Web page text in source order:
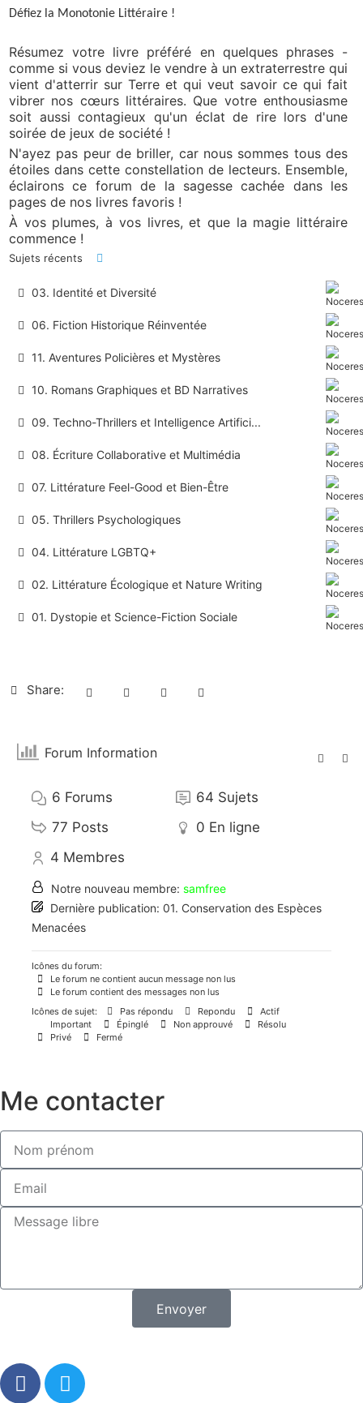
Défiez la Monotonie Littéraire !
Résumez votre livre préféré en quelques phrases -
comme si vous deviez le vendre à un extraterrestre qui
vient d'atterrir sur Terre et qui veut savoir ce qui fait
vibrer nos cœurs littéraires. Que votre enthousiasme
soit aussi contagieux qu'un éclat de rire lors d'une
soirée de jeux de société !
N'ayez pas peur de briller, car nous sommes tous des
étoiles dans cette constellation de lecteurs. Ensemble,
éclairons ce forum de la sagesse cachée dans les
pages de nos livres favoris !
À vos plumes, à vos livres, et que la magie littéraire
commence !
Sujets récents
03. Identité et Diversité
06. Fiction Historique Réinventée
11. Aventures Policières et Mystères
10. Romans Graphiques et BD Narratives
09. Techno-Thrillers et Intelligence Artifici...
08. Écriture Collaborative et Multimédia
07. Littérature Feel-Good et Bien-Être
05. Thrillers Psychologiques
04. Littérature LGBTQ+
02. Littérature Écologique et Nature Writing
01. Dystopie et Science-Fiction Sociale
Share:
Forum Information
6 Forums 64 Sujets
77 Posts 0 En ligne
4 Membres
Notre nouveau membre: samfree
Dernière publication: 01. Conservation des Espèces
Menacées
Icônes du forum:
Le forum ne contient aucun message non lus
Le forum contient des messages non lus
Icônes de sujet:
Pas répondu Repondu
Actif
Important
Épinglé Non approuvé
Résolu
Privé
Fermé
Me contacter
Envoyer